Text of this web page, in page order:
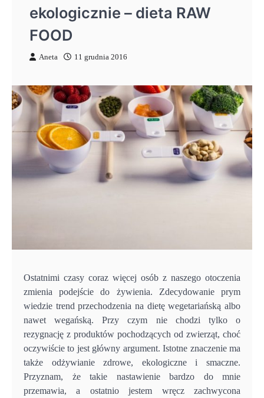
ekologicznie – dieta RAW
FOOD
Aneta 11 grudnia 2016
Ostatnimi czasy coraz więcej osób z naszego otoczenia
zmienia podejście do żywienia. Zdecydowanie prym
wiedzie trend przechodzenia na dietę wegetariańską albo
nawet wegańską. Przy czym nie chodzi tylko o
rezygnację z produktów pochodzących od zwierząt, choć
oczywiście to jest główny argument. Istotne znaczenie ma
także odżywianie zdrowe, ekologiczne i smaczne.
Przyznam, że takie nastawienie bardzo do mnie
przemawia, a ostatnio jestem wręcz zachwycona